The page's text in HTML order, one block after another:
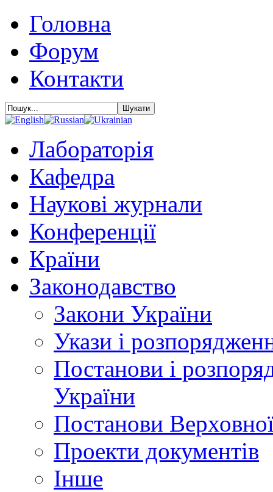
Головна
Форум
Контакти
Лабораторія
Кафедра
Наукові журнали
Конференції
Країни
Законодавство
Закони України
Укази і
Постанови і
України
Постанови
Проекти документів
Інше